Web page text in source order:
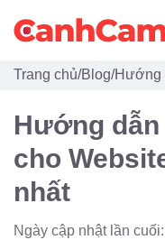
Trang Chủ
Giới Thiệu
Thiết Kế
Đã Thiết Kế
Trang chủ/Blog/Hướng
Hướng
cho
nhất
Ngày cập nhật lần cuối: